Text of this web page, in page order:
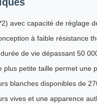
avec capacité de réglage
à faible résistance
de vie dépassant 50
plus petite taille permet une
blanches disponibles de
vives et une apparence